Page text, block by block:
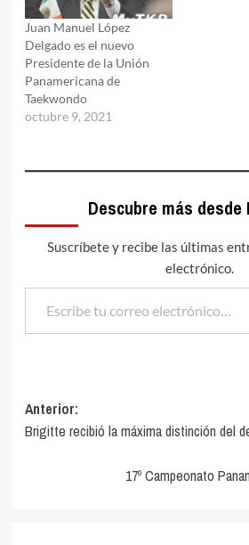
Juan Manuel López
Delgado es el nuevo
Presidente de la Unión
Panamericana de
Taekwondo
octubre 9, 2021
Descubre más desde
Suscríbete y recibe las últimas
electrónico.
Escribe tu correo electrónico…
Navegación
de
Anterior:
Brigitte recibió la máxima distinción del
17º Campeonato